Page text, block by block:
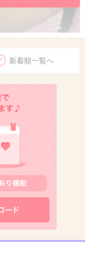
亡くなった後が
新着順一覧へ